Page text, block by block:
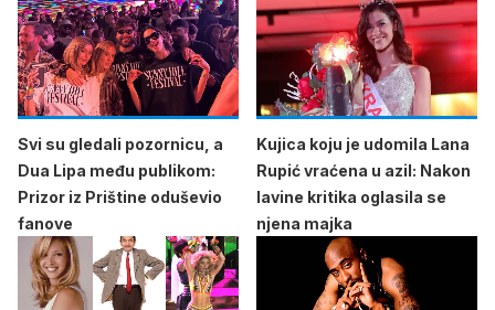
Svi su gledali pozornicu, a
Dua Lipa među publikom:
Prizor iz Prištine oduševio
fanove
Kujica koju je udomila Lana
Rupić vraćena u azil: Nakon
lavine kritika oglasila se
njena majka